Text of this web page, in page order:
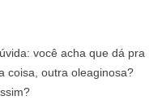
você acha que dá pra
coisa, outra oleaginosa?